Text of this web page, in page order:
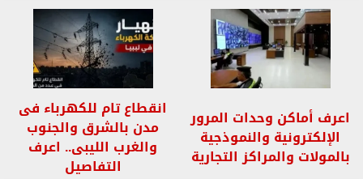
اعرف أماكن وحدات المرور
الإلكترونية والنموذجية
بالمولات والمراكز التجارية
انقطاع تام للكهرباء فى
مدن بالشرق والجنوب
والغرب الليبى.. اعرف
التفاصيل